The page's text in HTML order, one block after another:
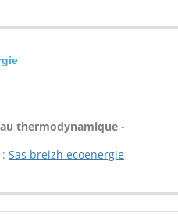
thermodynamique -
Sas breizh ecoenergie